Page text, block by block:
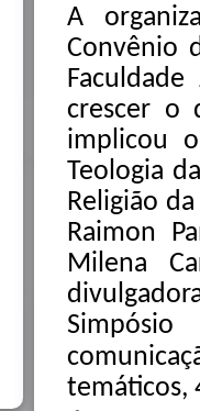
A
Convênio
crescer o
implicou
Teologia
Religião
Raimon
Milena
temáticos,